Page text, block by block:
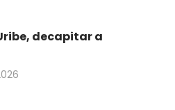
decapitar a